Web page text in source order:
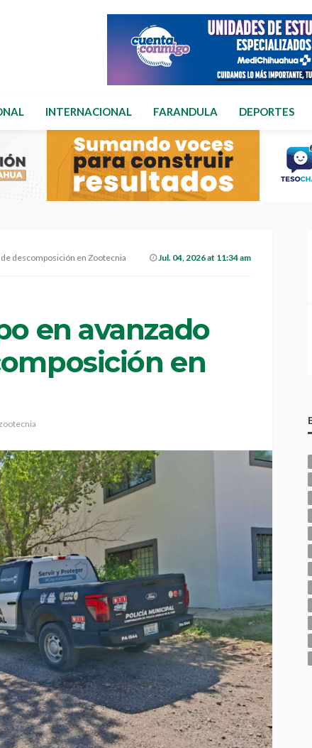
INTERNACIONAL FARANDULA DEPORTES
descomposición en Zootecnia Jul. 04, 2026 at 11:34 am
en avanzado
en